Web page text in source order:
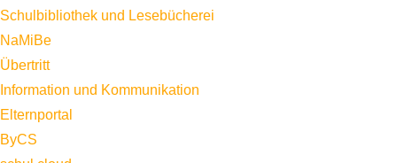
Schulbibliothek und Lesebücherei
NaMiBe
Übertritt
Information und Kommunikation
Elternportal
ByCS